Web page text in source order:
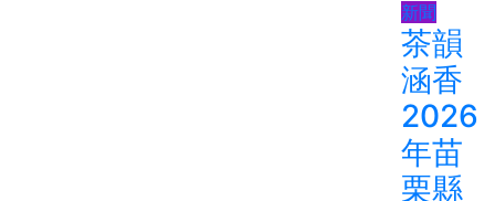
新聞
茶韻
涵香
2026
年苗
栗縣